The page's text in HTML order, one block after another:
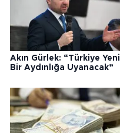
Akın Gürlek: “Türkiye Yeni
Bir Aydınlığa Uyanacak”